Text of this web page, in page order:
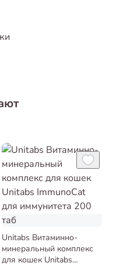
Unitabs Витаминно-
минеральный комплекс
для кошек Unitabs